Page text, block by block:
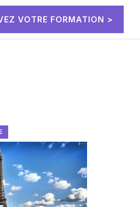
VOTRE FORMATION >